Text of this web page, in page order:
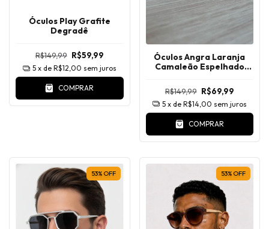
Óculos Play Grafite
Degradê
R$149,99 R$59,99
5 x de R$12,00 sem juros
COMPRAR
Óculos Angra Laranja
Camaleão Espelhado
R$149,99 R$69,99
5 x de R$14,00 sem juros
COMPRAR
53% OFF 53% OFF